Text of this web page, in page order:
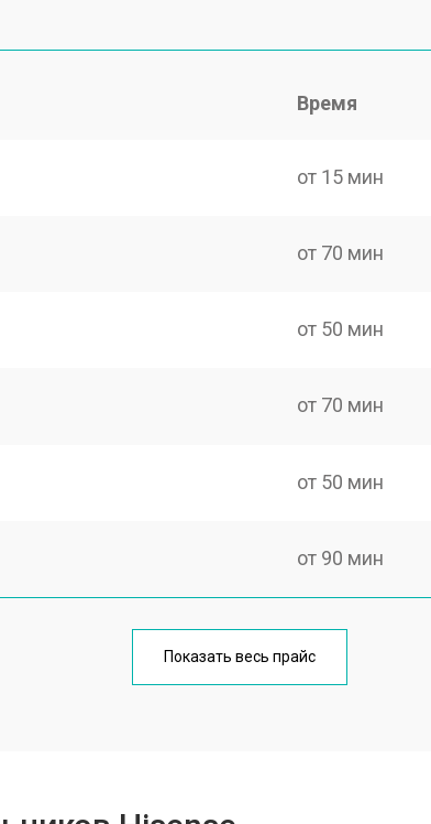
Время
от 15 мин
от 70 мин
от 50 мин
от 70 мин
от 50 мин
от 90 мин
от 50 мин
Показать весь прайс